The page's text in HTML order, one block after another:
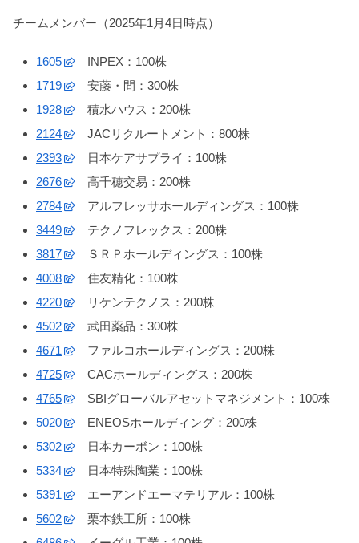
チームメンバー（2025年1月4日時点）
1605
INPEX：100株
1719
安藤・間：300株
1928
積水ハウス：200株
2124
JACリクルートメント：800株
2393
日本ケアサプライ：100株
2676
高千穂交易：200株
2784
アルフレッサホールディングス：100株
3449
テクノフレックス：200株
3817
ＳＲＰホールディングス：100株
4008
住友精化：100株
4220
リケンテクノス：200株
4502
武田薬品：300株
4671
ファルコホールディングス：200株
4725
CACホールディングス：200株
4765
SBIグローバルアセットマネジメント：100株
5020
ENEOSホールディング：200株
5302
日本カーボン：100株
5334
日本特殊陶業：100株
5391
エーアンドエーマテリアル：100株
5602
栗本鉄工所：100株